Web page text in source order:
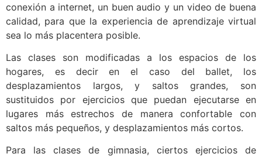
conexión a internet, un buen audio y un video de buena
calidad, para que la experiencia de aprendizaje virtual
sea lo más placentera posible.
Las clases son modificadas a los espacios de los
hogares, es decir en el caso del ballet, los
desplazamientos largos, y saltos grandes, son
sustituidos por ejercicios que puedan ejecutarse en
lugares más estrechos de manera confortable con
saltos más pequeños, y desplazamientos más cortos.
Para las clases de gimnasia, ciertos ejercicios de